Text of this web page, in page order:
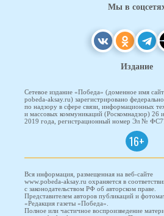
Мы в
Издание
Сетевое издание «Победа» (доменное имя
pobeda-aksay.ru) зарегистрировано
по надзору в сфере связи, информационных
и массовых коммуникаций (Роскомнадзор) 26
2019 года, регистрационный номер Эл №
16+
Вся информация, размещенная на веб-сайте
www.pobeda-aksay.ru охраняется в
с законодательством РФ об авторском праве.
Представителем авторов публикаций и
«Редакция газеты «Победа».
Полное или частичное воспроизведение